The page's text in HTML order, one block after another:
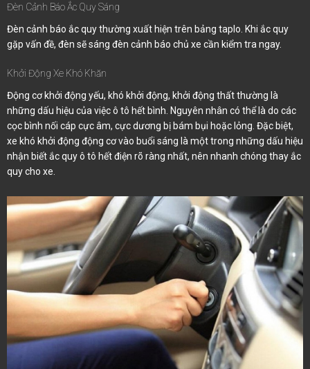
Đèn Cảnh Báo Ắc Quy Sáng
Đèn cảnh báo ắc quy thường xuất hiện trên bảng taplo. Khi ắc quy
gặp vấn đề, đèn sẽ sáng đèn cảnh báo chủ xe cần kiểm tra ngay.
Khởi Động Xe Khó Khăn
Động cơ khởi động yếu, khó khởi động, khởi động thất thường là
những dấu hiệu của việc ô tô hết bình. Nguyên nhân có thể là do các
cọc bình nối cáp cực âm, cực dương bị bám bụi hoặc lỏng. Đặc biệt,
xe khó khởi động động cơ vào buổi sáng là một trong những dấu hiệu
nhận biết ắc quy ô tô hết điện rõ ràng nhất, nên nhanh chóng thay ắc
quy cho xe.